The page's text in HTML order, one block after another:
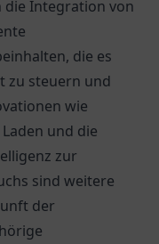
die Integration von
die es
zu steuern und
wie
und die
zur
sind weitere
der